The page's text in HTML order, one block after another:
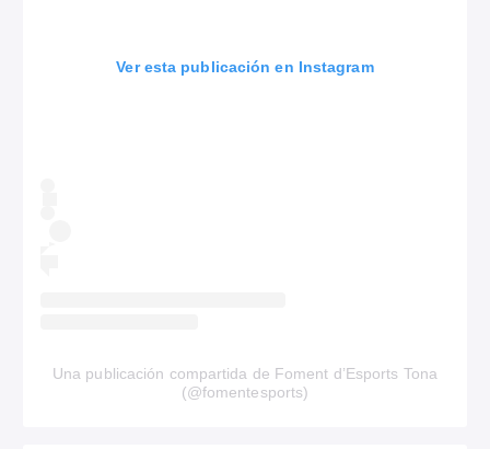
Ver esta publicación en Instagram
Una publicación compartida de Foment d’Esports Tona
(@fomentesports)